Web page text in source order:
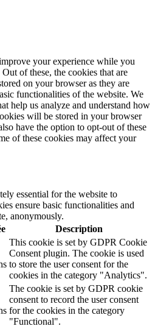
your experience while you
of these, the cookies that are
on your browser as they are
functionalities of the website. We
help us analyze and understand how
will be stored in your browser
have the option to opt-out of these
of these cookies may affect your
essential for the website to
ensure basic functionalities and
anonymously.
Description
This cookie is set by GDPR Cookie
Consent plugin. The cookie is used
to store the user consent for the
cookies in the category "Analytics".
The cookie is set by GDPR cookie
consent to record the user consent
for the cookies in the category
"Functional".